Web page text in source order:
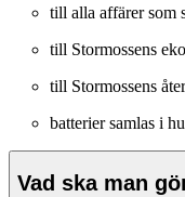
till alla affärer som
till Stormossens
till Stormossens
batterier samlas i
Vad ska man